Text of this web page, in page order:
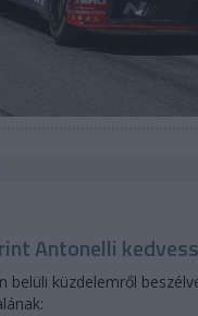
Antonelli
belüli küzdelemről